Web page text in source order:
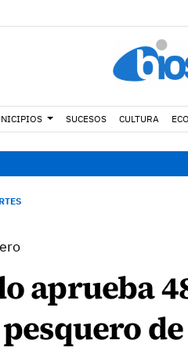
SUCESOS CULTURA
aprueba